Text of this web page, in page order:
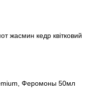
жасмин кедр квітковий